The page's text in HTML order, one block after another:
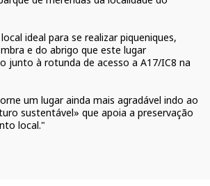
ideal para se realizar piqueniques,
e do abrigo que este lugar
junto à rotunda de acesso a A17/IC8 na
um lugar ainda mais agradável indo ao
sustentável» que apoia a preservação
local."